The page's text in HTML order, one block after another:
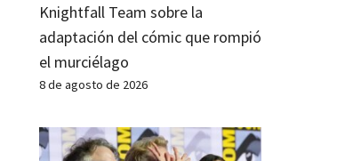
Knightfall Team sobre la
adaptación del cómic que rompió
el murciélago
8 de agosto de 2026